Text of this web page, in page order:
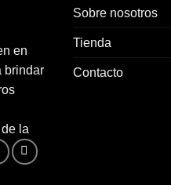
en
brindar
la
Sobre nosotros
Tienda
Contacto